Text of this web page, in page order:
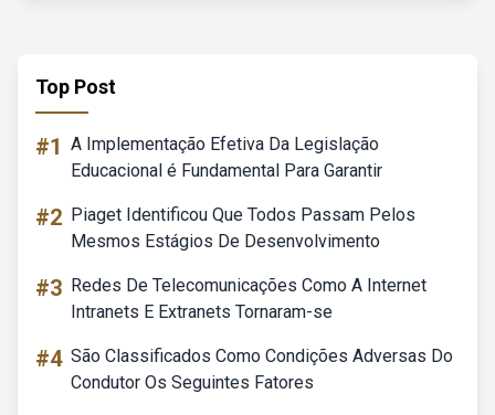
Top Post
#1 A Implementação Efetiva Da Legislação
Educacional é Fundamental Para Garantir
#2 Piaget Identificou Que Todos Passam Pelos
Mesmos Estágios De Desenvolvimento
#3 Redes De Telecomunicações Como A Internet
Intranets E Extranets Tornaram-se
#4 São Classificados Como Condições Adversas Do
Condutor Os Seguintes Fatores